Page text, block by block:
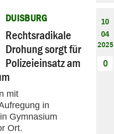
DUISBURG
Rechtsradikale
Drohung sorgt für
Polizeieinsatz am
mit
in
Gymnasium
Ort.
10
04
2025
0